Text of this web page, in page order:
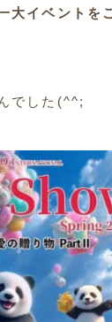
大イベントを
でした(^^;